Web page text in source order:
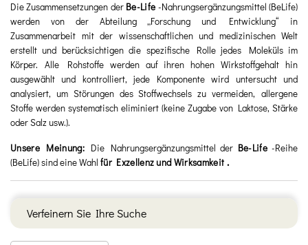
Die Zusammensetzungen der Be-Life -Nahrungsergänzungsmittel (BeLife)
werden von der Abteilung „Forschung und Entwicklung“ in
Zusammenarbeit mit der wissenschaftlichen und medizinischen Welt
erstellt und berücksichtigen die spezifische Rolle jedes Moleküls im
Körper.
Alle Rohstoffe werden auf ihren hohen Wirkstoffgehalt hin
ausgewählt und kontrolliert, jede
Komponente wird untersucht und
analysiert, um Störungen des Stoffwechsels zu vermeiden, allergene
Stoffe werden systematisch eliminiert (keine Zugabe von Laktose, Stärke
oder Salz usw.).
Unsere Meinung:Die Nahrungsergänzungsmittel der Be-Life-Reihe
(BeLife) sind eine Wahl für Exzellenz und Wirksamkeit .
Verfeinern Sie Ihre Suche